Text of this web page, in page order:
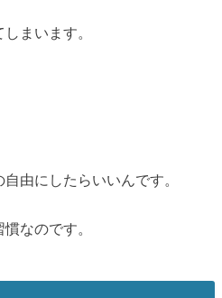
まいます。
由にしたらいいんです。
なのです。